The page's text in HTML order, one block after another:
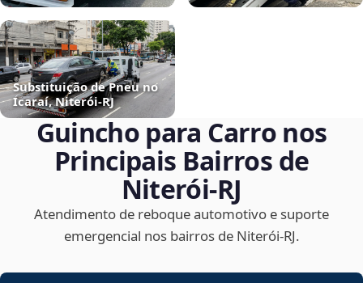
Substituição de Pneu no
Icaraí, Niterói‑RJ
Guincho para Carro nos
Principais Bairros de
Niterói‑RJ
Atendimento de reboque automotivo e suporte
emergencial nos bairros de Niterói‑RJ.